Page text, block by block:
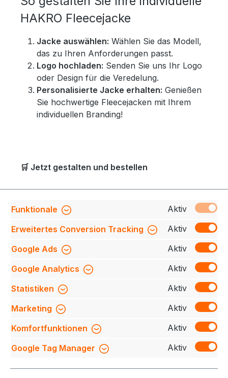
HAKRO Fleecejacke
Jacke auswählen: Wählen Sie das Modell,
das zu Ihren Anforderungen passt.
Logo hochladen: Senden Sie uns Ihr Logo
oder Design für die Veredelung.
Personalisierte Jacke erhalten: Genießen
Sie hochwertige Fleecejacken mit Ihrem
individuellen Branding!
🛒 Jetzt gestalten und bestellen
Bestellung – HAKRO Fleecejacken perfekt auf
Jetzt gestalten
Service-Hotline
Funktionale
Aktiv
Erweitertes Conversion Tracking
Aktiv
Google Ads
Aktiv
Google Analytics
Aktiv
Statistiken
Aktiv
Marketing
Aktiv
Komfortfunktionen
Aktiv
Google Tag Manager
Aktiv